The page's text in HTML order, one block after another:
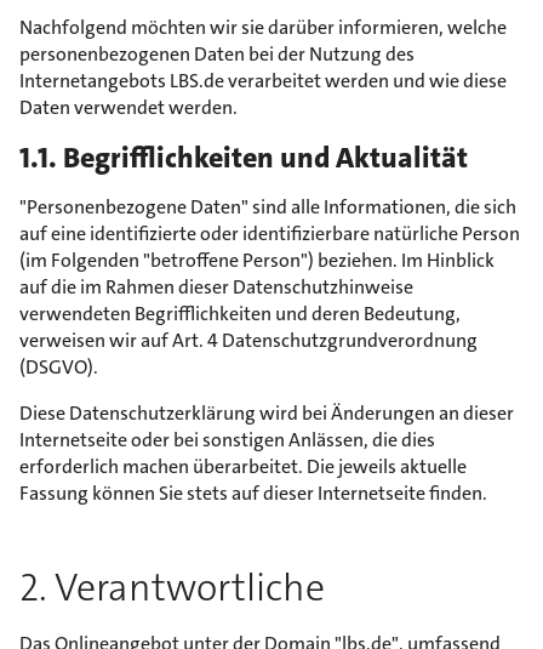
Nachfolgend möchten wir sie darüber informieren, welche
personenbezogenen Daten bei der Nutzung des
Internetangebots LBS.de verarbeitet werden und wie diese
Daten verwendet werden.
1.1. Begrifflichkeiten und Aktualität
"Personenbezogene Daten" sind alle Informationen, die sich
auf eine identifizierte oder identifizierbare natürliche Person
(im Folgenden "betroffene Person") beziehen. Im Hinblick
auf die im Rahmen dieser Datenschutzhinweise
verwendeten Begrifflichkeiten und deren Bedeutung,
verweisen wir auf Art. 4 Datenschutzgrundverordnung
(DSGVO).
Diese Datenschutzerklärung wird bei Änderungen an dieser
Internetseite oder bei sonstigen Anlässen, die dies
erforderlich machen überarbeitet. Die jeweils aktuelle
Fassung können Sie stets auf dieser Internetseite finden.
2. Verantwortliche
Das Onlineangebot unter der Domain "lbs.de", umfassend